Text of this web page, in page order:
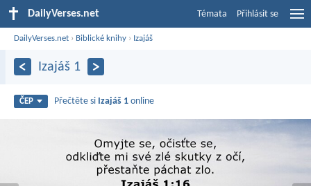
DailyVerses.net Témata Přihlásit se
DailyVerses.net › Biblické knihy › Izajáš
Izajáš 1
ČEP Přečtěte si Izajáš 1 online